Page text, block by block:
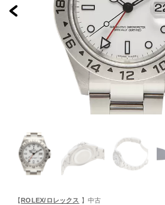
【 ROLEX/ロレックス 】中古